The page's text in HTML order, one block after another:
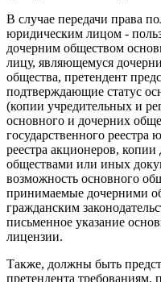
В случае передачи права
юридическим лицом -
дочерним обществом
лицу, являющемуся
общества, претендент
подтверждающие статус
(копии учредительных и
основного и дочерних
государственного
реестра акционеров,
обществами или иных
возможность основного
принимаемые дочерними
гражданским
письменное указание
лицензии.
Также, должны быть
претендента требованиям,